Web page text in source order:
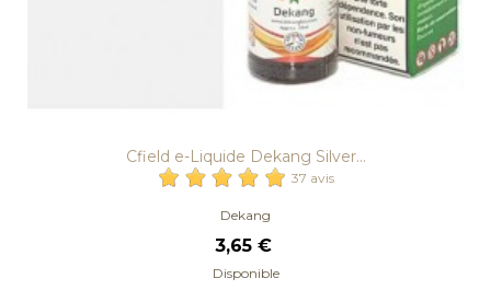
Cfield e-Liquide Dekang Silver...
37 avis
Dekang
3,65 €
Disponible